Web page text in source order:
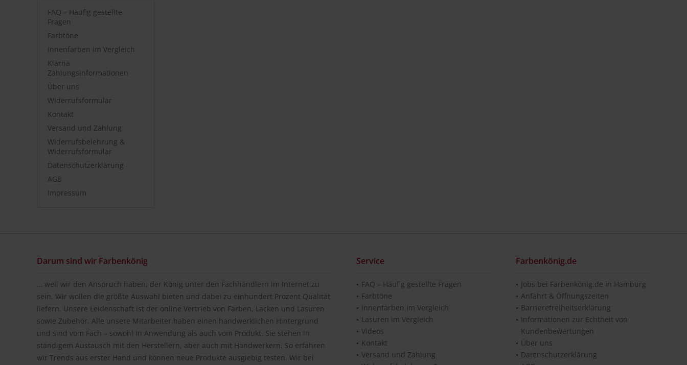
FAQ – Häufig gestellte
Fragen
Farbtöne
Innenfarben im Vergleich
Klarna
Zahlungsinformationen
Über uns
Widerrufsformular
Kontakt
Versand und Zahlung
Widerrufsbelehrung &
Widerrufsformular
Datenschutzerklärung
AGB
Impressum
Darum sind wir Farbenkönig
… weil wir den Anspruch haben, der König unter den Fachhändlern im Internet zu
sein. Wir wollen die größte Auswahl bieten und dabei zu einhundert Prozent Qualität
liefern. Unsere Leidenschaft ist der online Vertrieb von Farben, Lacken und Lasuren
sowie Zubehör. Alle unsere Mitarbeiter haben einen handwerklichen Hintergrund
und sind vom Fach – sowohl in Anwendung als auch vom Produkt. Sie stehen in
ständigem Austausch mit den Herstellern, aber auch mit Handwerkern. So erfahren
wir Trends aus erster Hand und können neue Produkte ausgiebig testen. Wir bei
Service
FAQ – Häufig gestellte Fragen
Farbtöne
Innenfarben im Vergleich
Lasuren im Vergleich
Videos
Kontakt
Versand und Zahlung
Farbenkönig.de
Jobs bei Farbenkönig.de in Hamburg
Anfahrt & Öffnungszeiten
Barrierefreiheitserklärung
Informationen zur Echtheit von
Kundenbewertungen
Über uns
Datenschutzerklärung